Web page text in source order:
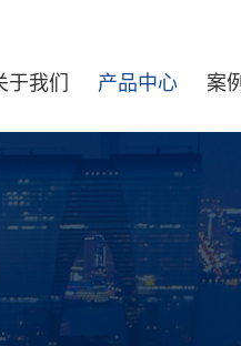
于我们 产品中心 案